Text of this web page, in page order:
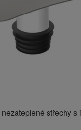
střechy s